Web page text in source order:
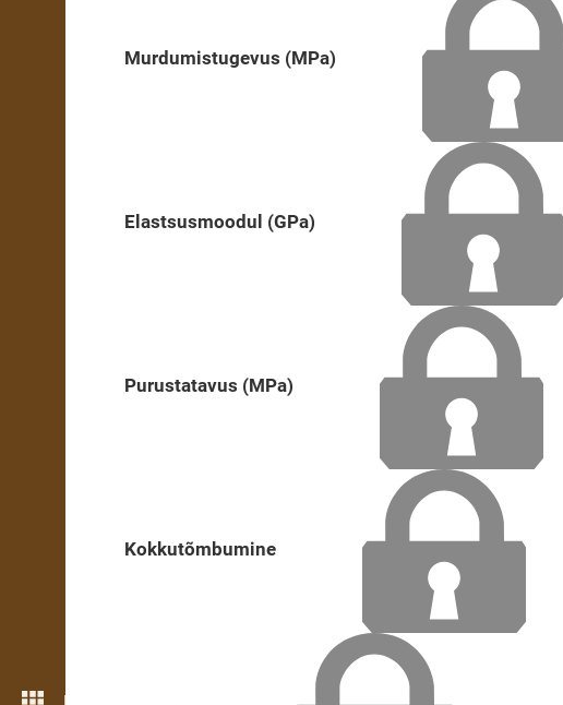
Murdumistugevus (MPa)
Elastsusmoodul (GPa)
Purustatavus (MPa)
Kokkutõmbumine